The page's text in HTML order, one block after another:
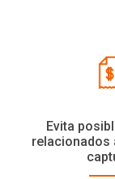
Evita
relacionados